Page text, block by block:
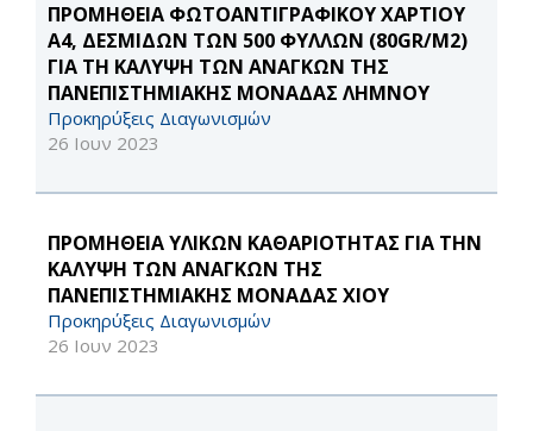
ΠΡΟΜΗΘΕΙΑ ΦΩΤΟΑΝΤΙΓΡΑΦΙΚΟΥ ΧΑΡΤΙΟΥ
Α4, ΔΕΣΜΙΔΩΝ ΤΩΝ 500 ΦΥΛΛΩΝ (80GR/M2)
ΓΙΑ ΤΗ ΚΑΛΥΨΗ ΤΩΝ ΑΝΑΓΚΩΝ ΤΗΣ
ΠΑΝΕΠΙΣΤΗΜΙΑΚΗΣ ΜΟΝΑΔΑΣ ΛΗΜΝΟΥ
Προκηρύξεις Διαγωνισμών
26 Ιουν 2023
ΠΡΟΜΗΘΕΙΑ ΥΛΙΚΩΝ ΚΑΘΑΡΙΟΤΗΤΑΣ ΓΙΑ ΤΗΝ
ΚΑΛΥΨΗ ΤΩΝ ΑΝΑΓΚΩΝ ΤΗΣ
ΠΑΝΕΠΙΣΤΗΜΙΑΚΗΣ ΜΟΝΑΔΑΣ ΧΙΟΥ
Προκηρύξεις Διαγωνισμών
26 Ιουν 2023